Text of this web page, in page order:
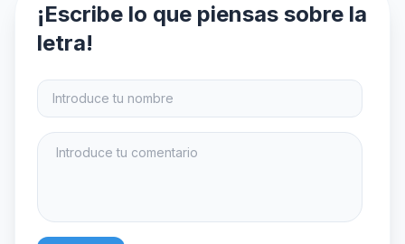
¡Escribe lo que piensas sobre la
letra!